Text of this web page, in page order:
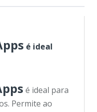
é ideal
é ideal para
Permite ao